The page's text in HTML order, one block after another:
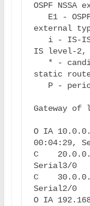
OSPF
external
IS level-
static
Gateway
O IA
00:04:29,
C
Serial3/0
C
Serial2/0
O IA